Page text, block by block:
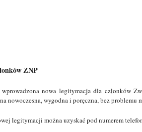
ZNP
nowa legitymacja dla członków
nowoczesna, wygodna i poręczna, bez problemu
legitymacji można uzyskać pod numerem